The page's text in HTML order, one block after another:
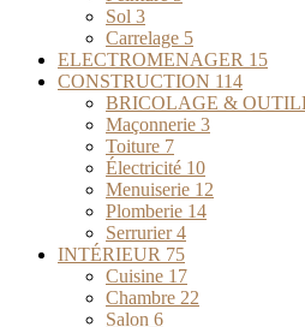
Sol 3
Carrelage 5
ELECTROMENAGER 15
CONSTRUCTION 114
BRICOLAGE &
Maçonnerie 3
Toiture 7
Électricité 10
Menuiserie 12
Plomberie 14
Serrurier4
INTÉRIEUR 75
Cuisine 17
Chambre 22
Salon 6